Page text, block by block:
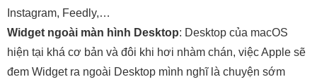
Instagram, Feedly,…
Widget ngoài màn hình Desktop: Desktop của macOS
hiện tại khá cơ bản và đôi khi hơi nhàm chán, việc Apple sẽ
đem Widget ra ngoài Desktop mình nghĩ là chuyện sớm